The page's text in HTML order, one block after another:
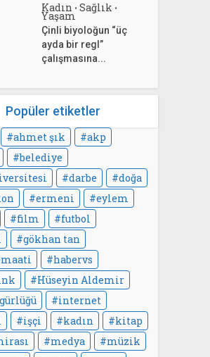
Kadın • Sağlık •
Yaşam
Çinli biyoloğun “üç
ayda bir regl”
çalışmasına...
Popüler etiketler
ahmet şık
akp
belediye
darbe
doğa
ermeni
eylem
film
futbol
gökhan tan
habervs
Hüseyin Aldemir
internet
işçi kadın
kitap
medya
müzik